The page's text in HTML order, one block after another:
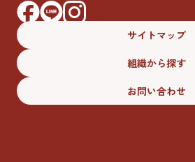
サイトマップ
組織から探す
お問い合わせ